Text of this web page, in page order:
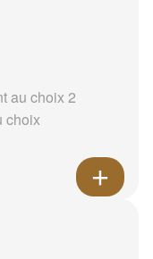
au choix 2
choix